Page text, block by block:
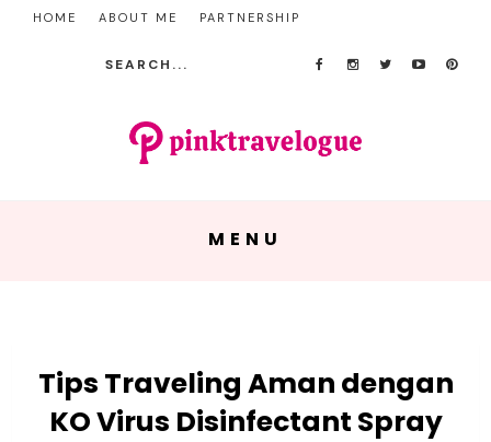
HOME ABOUT ME PARTNERSHIP
MENU
Tips Traveling Aman dengan
KO Virus Disinfectant Spray